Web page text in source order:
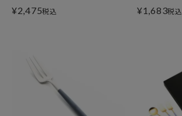
¥2,475税込 ¥1,683税込